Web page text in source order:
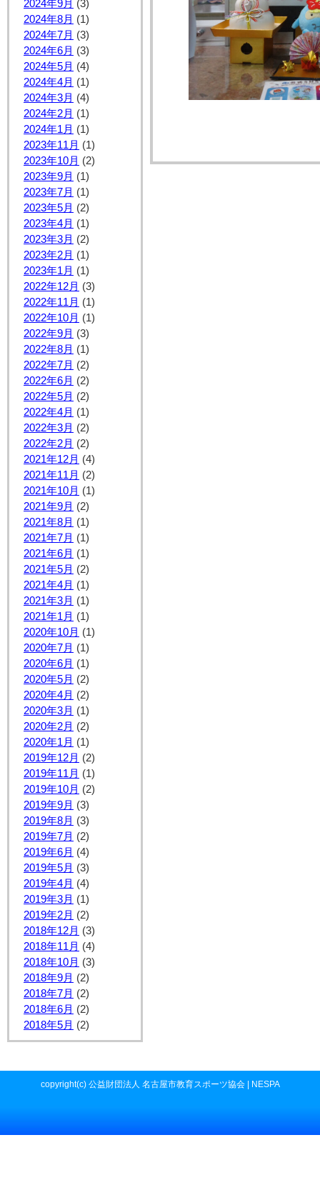
2024年9月 (3)
2024年8月 (1)
2024年7月 (3)
2024年6月 (3)
2024年5月 (4)
2024年4月 (1)
2024年3月 (4)
2024年2月 (1)
2024年1月 (1)
2023年11月 (1)
2023年10月 (2)
2023年9月 (1)
2023年7月 (1)
2023年5月 (2)
2023年4月 (1)
2023年3月 (2)
2023年2月 (1)
2023年1月 (1)
2022年12月 (3)
2022年11月 (1)
2022年10月 (1)
2022年9月 (3)
2022年8月 (1)
2022年7月 (2)
2022年6月 (2)
2022年5月 (2)
2022年4月 (1)
2022年3月 (2)
2022年2月 (2)
2021年12月 (4)
2021年11月 (2)
2021年10月 (1)
2021年9月 (2)
2021年8月 (1)
2021年7月 (1)
2021年6月 (1)
2021年5月 (2)
2021年4月 (1)
2021年3月 (1)
2021年1月 (1)
2020年10月 (1)
2020年7月 (1)
2020年6月 (1)
2020年5月 (2)
2020年4月 (2)
2020年3月 (1)
2020年2月 (2)
2020年1月 (1)
2019年12月 (2)
2019年11月 (1)
2019年10月 (2)
2019年9月 (3)
2019年8月 (3)
2019年7月 (2)
2019年6月 (4)
2019年5月 (3)
2019年4月 (4)
2019年3月 (1)
2019年2月 (2)
2018年12月 (3)
2018年11月 (4)
2018年10月 (3)
2018年9月 (2)
2018年7月 (2)
2018年6月 (2)
2018年5月 (2)
copyright(c) 公益財団法人 名古屋市教育スポーツ協会 | NESPA